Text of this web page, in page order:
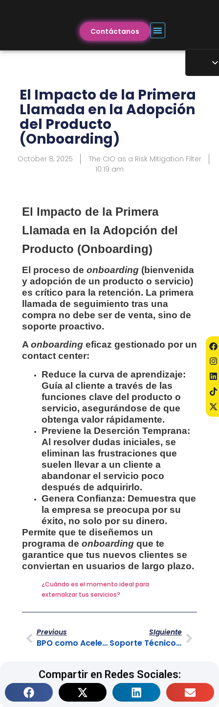
Contáctanos
El Impacto de la Primera
Llamada en la Adopción
del Producto
(Onboarding)
October 8, 2025
The CIO as a Risk Mitigation Filter
10:19 am
El Impacto de la Primera
Llamada en la Adopción del
Producto (Onboarding)
El proceso de onboarding(bienvenida
y adopción de un producto o servicio)
es crítico para la retención. La primera
llamada de seguimiento tras una
compra no debe ser de venta, sino de
soporte proactivo.
A onboardingeficaz gestionado por un
contact center:
Reduce la curva de aprendizaje:
Guía al cliente a través de las
funciones clave del producto o
servicio, asegurándose de que
obtenga valor rápidamente.
Previene la Deserción Temprana:
Al resolver dudas iniciales, se
eliminan las frustraciones que
suelen llevar a un cliente a
abandonar el servicio poco
después de adquirirlo.
Genera Confianza: Demuestra que
la empresa se preocupa por su
éxito, no solo por su dinero.
Permite que te diseñemos un
programa de onboardingque te
garantice que tus nuevos clientes se
conviertan en usuarios de largo plazo.
¿Cuándo es el momento ideal para
externalizar tus servicios?
Previous
BPO como Acelerador de Transformación Digital
SIguiente
Soporte Técnico Nivel 1 y Nivel 2: La Estrategia que Impulsa la Eficiencia
Compartir en Redes Sociales: